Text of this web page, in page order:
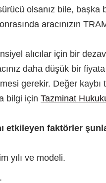
olsanız bile, başka
aracınızın
alıcılar için bir
daha düşük bir
gerekir. Değer kaybı
bilgi için Tazminat
etkileyen faktörler
yılı ve modeli.